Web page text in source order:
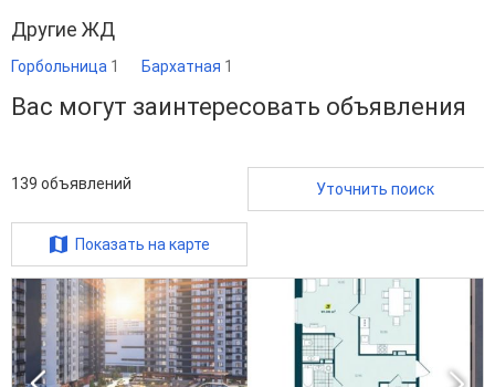
Другие ЖД
Горбольница 1 Бархатная 1
Вас могут заинтересовать объявления
139 объявлений Уточнить поиск
Показать на карте